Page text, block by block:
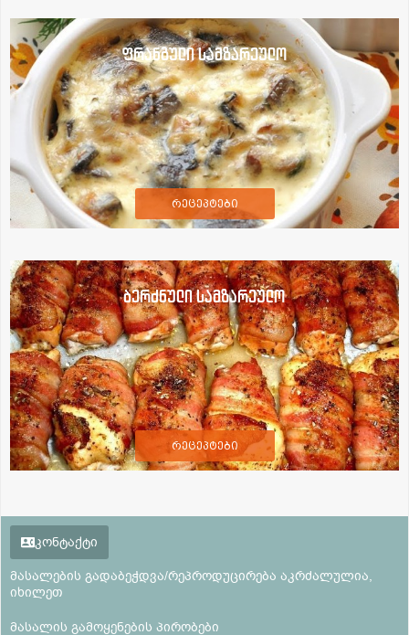
ფრანგული სამზარეულო
რეცეპტები
ბერძნული სამზარეულო
რეცეპტები
კონტაქტი
მასალების გადაბეჭდვა/რეპროდუცირება აკრძალულია,
იხილეთ
მასალის გამოყენების პირობები